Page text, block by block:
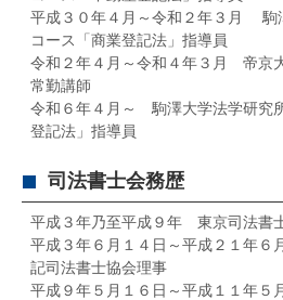
平成３０年４月～令和２年３月 駒
コース「商業登記法」指導員
令和２年４月～令和４年３月 帝京
常勤講師
令和６年４月～ 駒澤大学法学研究
登記法」指導員
司法書士会務歴
平成３年乃至平成９年 東京司法書
平成３年６月１４日～平成２１年
記司法書士協会理事
平成９年５月１６日～平成１１年